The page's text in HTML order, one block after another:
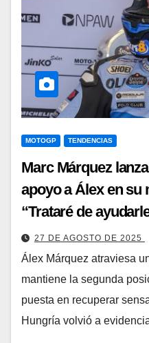
MOTOGP TENDENCIAS
Marc Márquez
apoyo a Álex en
“Trataré de
27 DE AGOSTO DE 2025
Álex Márquez atraviesa
mantiene la segunda
puesta en recuperar
Hungría volvió a